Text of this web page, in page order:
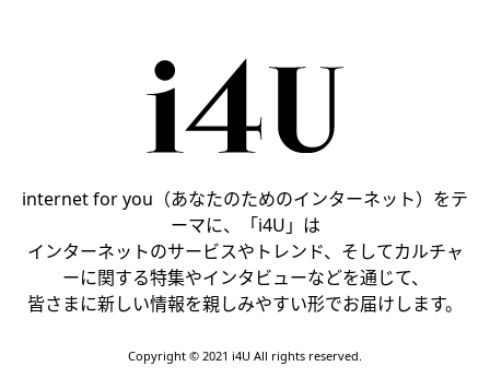
internet for you（あなたのためのインターネット）をテ
ーマに、「i4U」は
インターネットのサービスやトレンド、そしてカルチャ
ーに関する特集やインタビューなどを通じて、
皆さまに新しい情報を親しみやすい形でお届けします。
Copyright © 2021 i4U All rights reserved.